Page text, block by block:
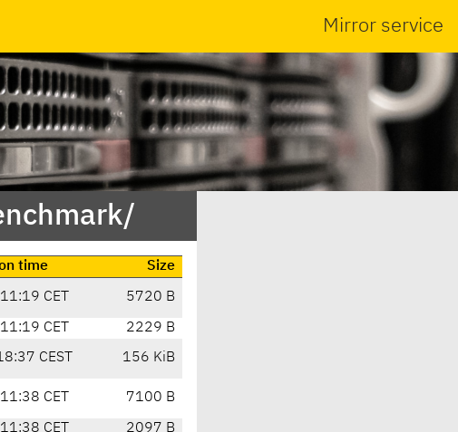
Mirror service
time
Size
CET 5720 B
CET
2229 B
CEST 156 KiB
CET 7100 B
CET
2097 B